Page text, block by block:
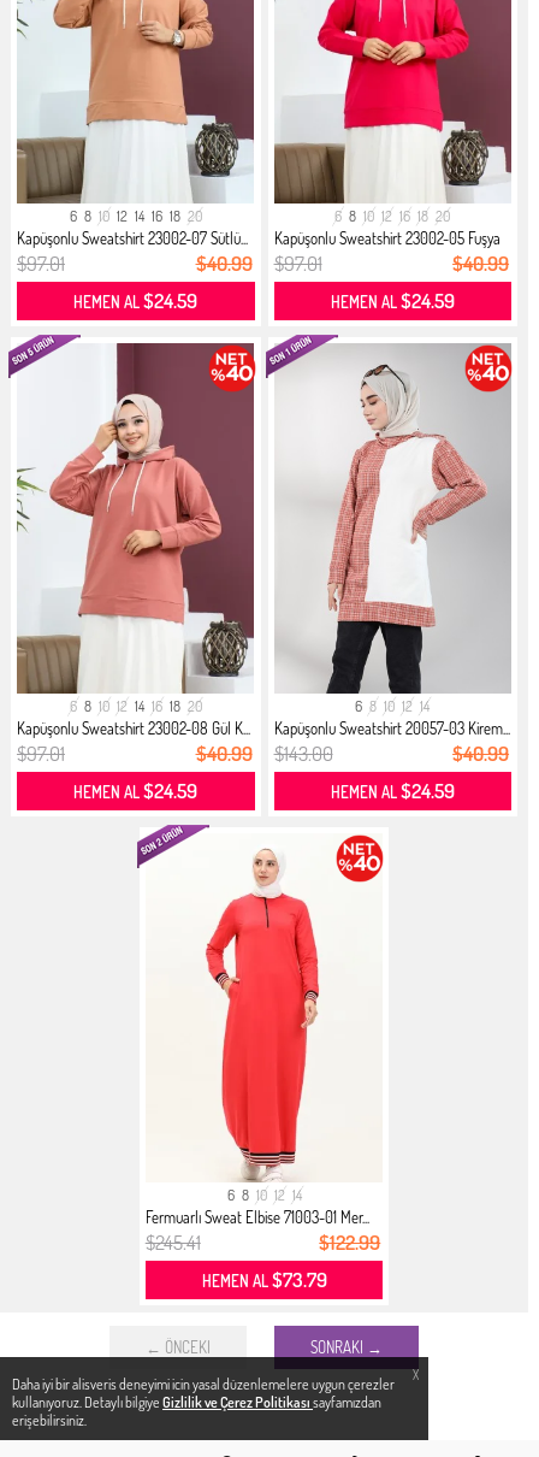
X
Daha iyi bir alisveris deneyimi icin yasal düzenlemelere uygun çerezler
kullanıyoruz. Detaylı bilgiye Gizlilik ve Çerez Politikası sayfamızdan
erişebilirsiniz.
6 8 10 12 14 16 18 20
Kapüşonlu Sweatshirt 23002-07 Sütlü...
$97.01 $40.99
HEMEN AL$24.59
6 8 10 12 16 18 20
Kapüşonlu Sweatshirt 23002-05 Fuşya
$97.01 $40.99
HEMEN AL$24.59
6 8 10 12 14 16 18 20
Kapüşonlu Sweatshirt 23002-08 Gül K...
$97.01 $40.99
HEMEN AL$24.59
6 8 10 12 14
Kapüşonlu Sweatshirt 20057-03 Kirem...
$143.00 $40.99
HEMEN AL$24.59
6 8 10 12 14
Fermuarlı Sweat Elbise 71003-01 Mer...
$245.41 $122.99
HEMEN AL$73.79
← ÖNCEKI SONRAKI →